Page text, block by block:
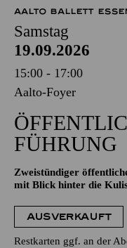
AALTO BALLETT
Samstag
19.09.2026
15:00 - 17:00
Aalto-Foyer
FÜHRUNG
Zweistündiger
mit Blick hinter die
AUSVERKAUFT
Restkarten ggf. an der